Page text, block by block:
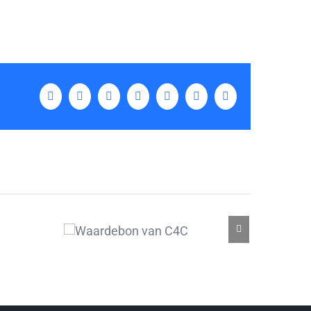
FacebookTwitter LinkedInTumblr PinterestVk
E-
mail